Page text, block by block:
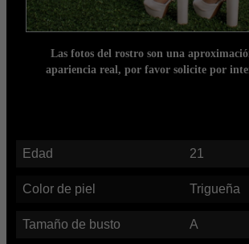
Las fotos del rostro son una
apariencia real, por favor solicite por
Edad 21
Color de piel Trigueña
Tamaño de busto A